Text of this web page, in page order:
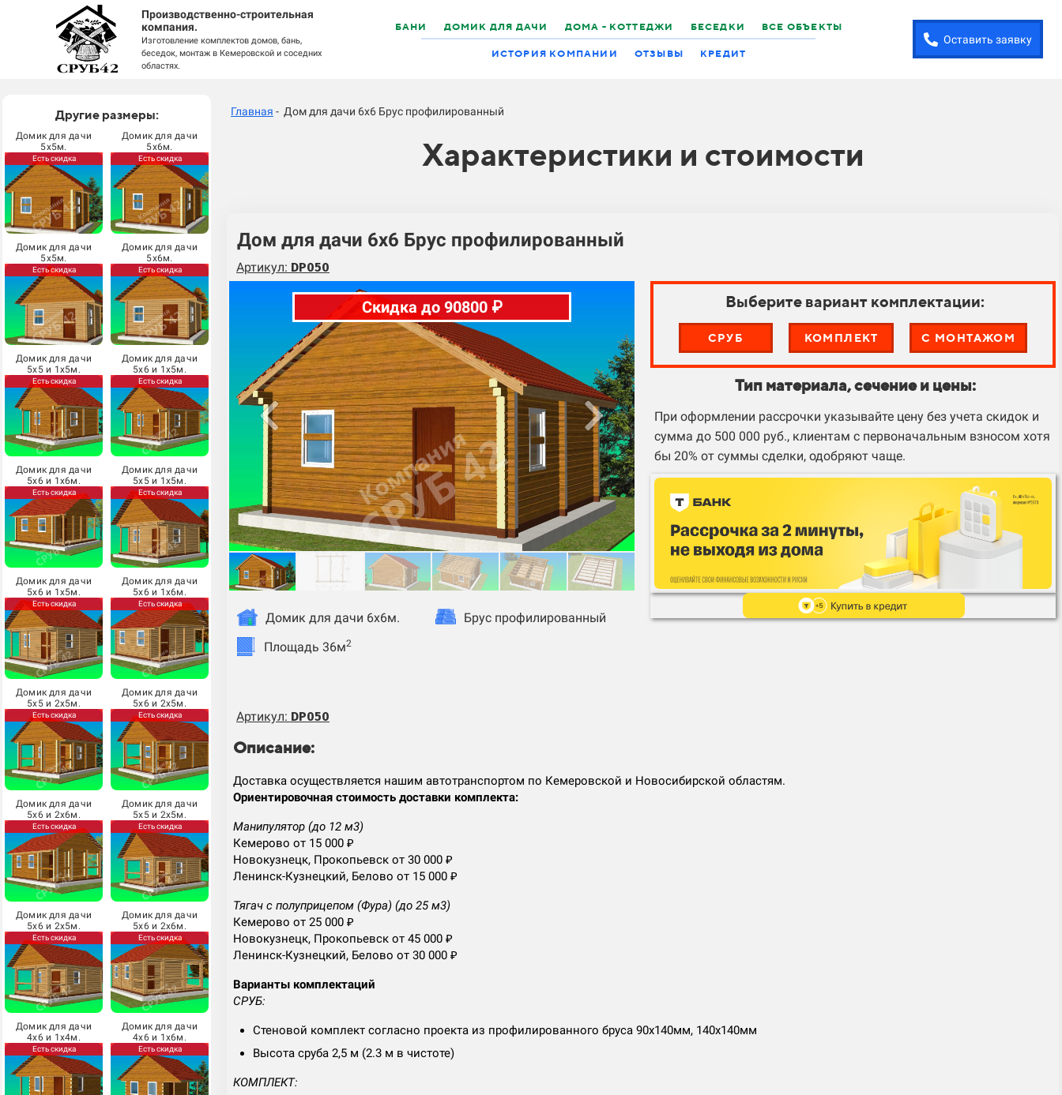
Производственно-строительная
компания.
Изготовление комплектов домов, бань,
беседок, монтаж в Кемеровской и соседних
областях.
БАНИ ДОМИК ДЛЯ ДАЧИ ДОМА - КОТТЕДЖИ БЕСЕДКИ ВСЕ ОБЪЕКТЫ
ИСТОРИЯ КОМПАНИИ ОТЗЫВЫ КРЕДИТ
Оставить заявку
Другие размеры:
Домик для дачи
5х5м.
Есть скидка
Домик для дачи
5х6м.
Есть скидка
Домик для дачи
5х5м.
Есть скидка
Домик для дачи
5х6м.
Есть скидка
Домик для дачи
5х5 и 1х5м.
Есть скидка
Домик для дачи
5х6 и 1х5м.
Есть скидка
Домик для дачи
5х6 и 1х6м.
Есть скидка
Домик для дачи
5х5 и 1х5м.
Есть скидка
Домик для дачи
5х6 и 1х5м.
Есть скидка
Домик для дачи
5х6 и 1х6м.
Есть скидка
Домик для дачи
5х5 и 2х5м.
Есть скидка
Домик для дачи
5х6 и 2х5м.
Есть скидка
Домик для дачи
5х6 и 2х6м.
Есть скидка
Домик для дачи
5х5 и 2х5м.
Есть скидка
Домик для дачи
5х6 и 2х5м.
Есть скидка
Домик для дачи
5х6 и 2х6м.
Есть скидка
Домик для дачи
4х6 и 1х4м.
Есть скидка
Домик для дачи
4х6 и 1х6м.
Есть скидка
Главная - Дом для дачи 6х6 Брус профилированный
Характеристики и стоимости
Дом для дачи 6х6 Брус профилированный
Артикул: DP050
Скидка до 90800 ₽
Домик для дачи 6х6м.
Площадь 36м2
Брус профилированный
Выберите вариант комплектации:
СРУБ КОМПЛЕКТ С МОНТАЖОМ
Тип материала, сечение и цены:
При оформлении рассрочки указывайте цену без учета скидок и
сумма до 500 000 руб., клиентам с первоначальным взносом хотя
бы 20% от суммы сделки, одобряют чаще.
Артикул: DP050
Описание:
Доставка осуществляется нашим автотранспортом по Кемеровской и Новосибирской областям.
Ориентировочная стоимость доставки комплекта:
Манипулятор (до 12 м3)
Кемерово от 15 000 ₽
Новокузнецк, Прокопьевск от 30 000 ₽
Ленинск-Кузнецкий, Белово от 15 000 ₽
Тягач с полуприцепом (Фура) (до 25 м3)
Кемерово от 25 000 ₽
Новокузнецк, Прокопьевск от 45 000 ₽
Ленинск-Кузнецкий, Белово от 30 000 ₽
Варианты комплектаций
СРУБ:
Стеновой комплект согласно проекта из профилированного бруса 90х140мм, 140х140мм
Высота сруба 2,5 м (2.3 м в чистоте)
КОМПЛЕКТ: